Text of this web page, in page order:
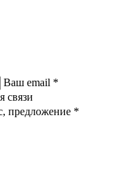
Ваш email *
связи
предложение *